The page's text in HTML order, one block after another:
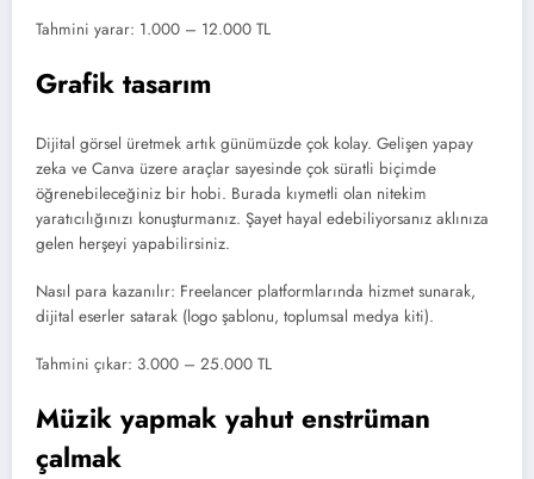
Tahmini yarar: 1.000 – 12.000 TL
Grafik tasarım
Dijital görsel üretmek artık günümüzde çok kolay. Gelişen yapay
zeka ve Canva üzere araçlar sayesinde çok süratli biçimde
öğrenebileceğiniz bir hobi. Burada kıymetli olan nitekim
yaratıcılığınızı konuşturmanız. Şayet hayal edebiliyorsanız aklınıza
gelen herşeyi yapabilirsiniz.
Nasıl para kazanılır: Freelancer platformlarında hizmet sunarak,
dijital eserler satarak (logo şablonu, toplumsal medya kiti).
Tahmini çıkar: 3.000 – 25.000 TL
Müzik yapmak yahut enstrüman
çalmak